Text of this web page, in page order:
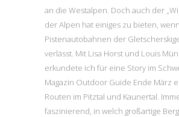
an die Westalpen. Doch auch der
der Alpen hat einiges zu bieten,
Pistenautobahnen der
verlässt. Mit Lisa Horst und Louis
erkundete ich für eine Story im
Magazin Outdoor Guide Ende März
Routen im Pitztal und Kaunertal.
faszinierend, in welch großartige